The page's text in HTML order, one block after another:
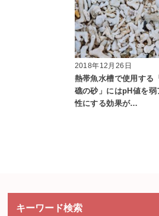
2018年12月26日
熱帯魚水槽で使用する
礁の砂」にはpH値を弱
性にする効果が…
キーワード検索